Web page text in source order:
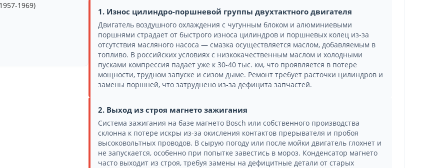
1. Износ цилиндро-поршневой группы двухтактного двигателя
Двигатель воздушного охлаждения с чугунным блоком и алюминиевыми
поршнями страдает от быстрого износа цилиндров и поршневых колец из-за
отсутствия масляного насоса — смазка осуществляется маслом, добавляемым в
топливо. В российских условиях с низкокачественным маслом и холодными
пусками компрессия падает уже к 30-40 тыс. км, что проявляется в потере
мощности, трудном запуске и сизом дыме. Ремонт требует расточки цилиндров и
замены поршней, что затруднено из-за дефицита запчастей.
2. Выход из строя магнето зажигания
Система зажигания на базе магнето Bosch или собственного производства
склонна к потере искры из-за окисления контактов прерывателя и пробоя
высоковольтных проводов. В сырую погоду или после мойки двигатель глохнет и
не запускается, особенно при попытке завестись в мороз. Конденсатор магнето
часто выходит из строя, требуя замены на дефицитные детали от старых